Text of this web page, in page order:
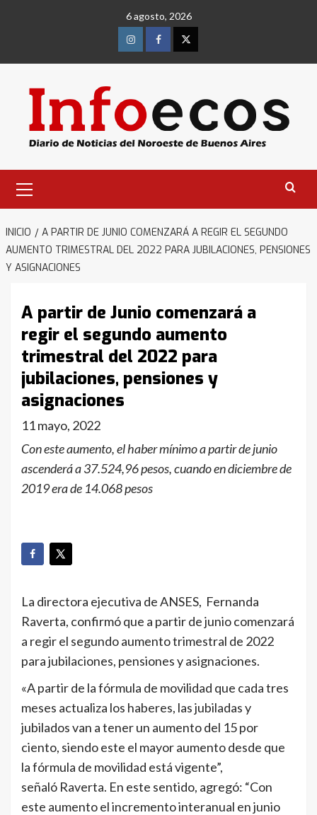
6 agosto, 2026
InstagramFacebookTwitter
primario
INICIO
A PARTIR DE JUNIO COMENZARÁ A REGIR EL SEGUNDO
AUMENTO TRIMESTRAL DEL 2022 PARA JUBILACIONES, PENSIONES
Y ASIGNACIONES
A partir de Junio comenzará a
regir el segundo aumento
trimestral del 2022 para
jubilaciones, pensiones y
asignaciones
11 mayo, 2022
Con este aumento, el haber mínimo a partir de junio
ascenderá a 37.524,96 pesos, cuando en diciembre de
2019 era de 14.068 pesos
La directora ejecutiva de ANSES, Fernanda
Raverta, confirmó que a partir de junio comenzará
a regir el segundo aumento trimestral de 2022
para jubilaciones, pensiones y asignaciones.
«A partir de la fórmula de movilidad que cada tres
meses actualiza los haberes, las jubiladas y
jubilados van a tener un aumento del 15 por
ciento, siendo este el mayor aumento desde que
la fórmula de movilidad está vigente”,
señaló Raverta. En este sentido, agregó: “Con
este aumento el incremento interanual en junio